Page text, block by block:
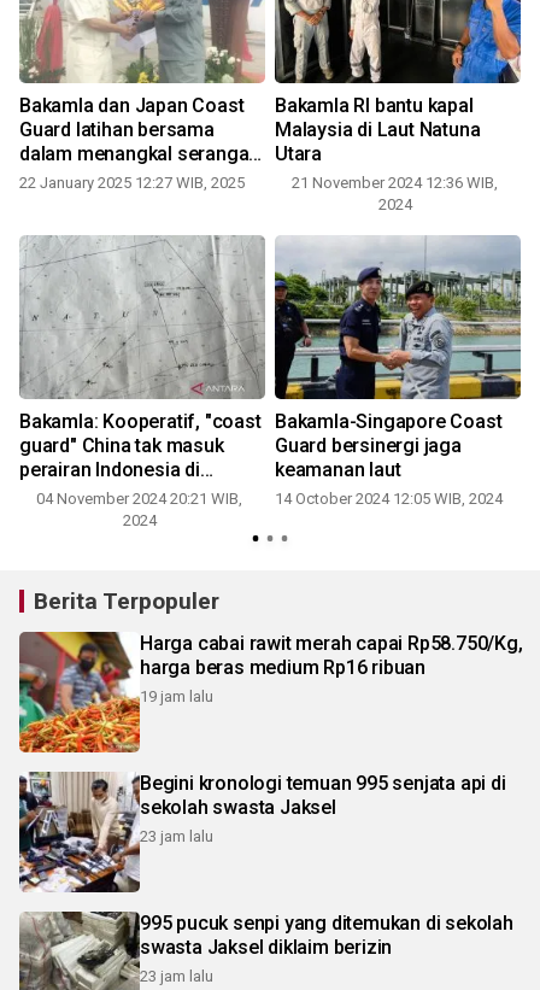
Bakamla dan Japan Coast
Guard latihan bersama
dalam menangkal serangan
perompak
22 January 2025 12:27 WIB, 2025
Bakamla RI bantu kapal
Malaysia di Laut Natuna
Utara
21 November 2024 12:36 WIB,
2024
Bakamla: Kooperatif, "coast
guard" China tak masuk
perairan Indonesia di
Natuna Utara
04 November 2024 20:21 WIB,
2024
Bakamla-Singapore Coast
Guard bersinergi jaga
keamanan laut
14 October 2024 12:05 WIB, 2024
Berita Terpopuler
Harga cabai rawit merah capai Rp58.750/Kg,
harga beras medium Rp16 ribuan
19 jam lalu
Begini kronologi temuan 995 senjata api di
sekolah swasta Jaksel
23 jam lalu
995 pucuk senpi yang ditemukan di sekolah
swasta Jaksel diklaim berizin
23 jam lalu